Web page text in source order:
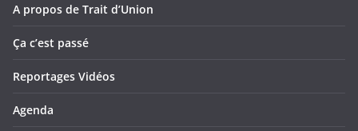
A propos de Trait d’Union
Ça c’est passé
Reportages Vidéos
Agenda